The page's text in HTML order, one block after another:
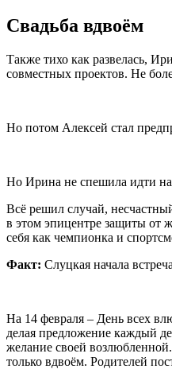
Свадьба вдвоём
Также тихо как развелась,
совместных проектов. Не
Но потом Алексей стал
Но Ирина не спешила идти на
Всё решил случай,
в этом эпицентре защиты от
себя как чемпионка и
Факт: Слуцкая начала
На 14 февраля – День всех
делая предложение каждый
желание своей
только вдвоём. Родителей